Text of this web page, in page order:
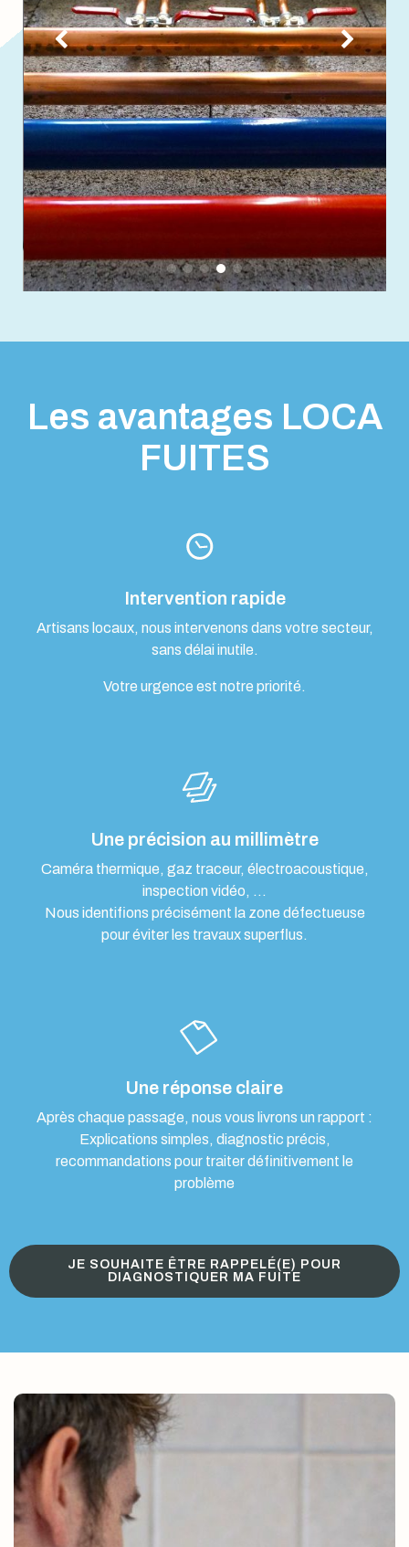
Les avantages LOCA
FUITES
Intervention rapide
Artisans locaux, nous intervenons dans votre secteur,
sans délai inutile.
Votre urgence est notre priorité.
Une précision au millimètre
Caméra thermique, gaz traceur, électroacoustique,
inspection vidéo, …
Nous identifions précisément la zone défectueuse
pour éviter les travaux superflus.
Une réponse claire
Après chaque passage, nous vous livrons un rapport :
Explications simples, diagnostic précis,
recommandations pour traiter définitivement le
problème
JE SOUHAITE ÊTRE RAPPELÉ(E) POUR
DIAGNOSTIQUER MA FUITE